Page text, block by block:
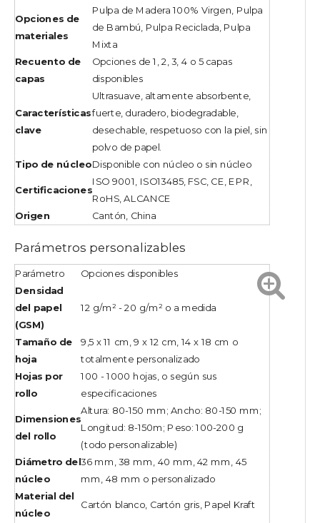
Opciones de
materiales
Pulpa de Madera 100% Virgen, Pulpa
de Bambú, Pulpa Reciclada, Pulpa
Mixta
Recuento de
capas
Opciones de 1, 2, 3, 4 o 5 capas
disponibles
Características
clave
Ultrasuave, altamente absorbente,
fuerte, duradero, biodegradable,
desechable, respetuoso con la piel, sin
polvo de papel.
Tipo de núcleoDisponible con núcleo o sin núcleo
Certificaciones
ISO 9001, ISO13485, FSC, CE, EPR,
RoHS, ALCANCE
Origen Cantón, China
Parámetros personalizables
Parámetro Opciones disponibles
Densidad
del papel
(GSM)
12 g/m² - 20 g/m² o a medida
Tamaño de
hoja
9,5 x 11 cm, 9 x 12 cm, 14 x 18 cm o
totalmente personalizado
Hojas por
rollo
100 - 1000 hojas, o según sus
especificaciones
Dimensiones
del rollo
Altura: 80-150 mm; Ancho: 80-150 mm;
Longitud: 8-150m; Peso: 100-200 g
(todo personalizable)
Diámetro del
núcleo
36 mm, 38 mm, 40 mm, 42 mm, 45
mm, 48 mm o personalizado
Material del
núcleo
Cartón blanco, Cartón gris, Papel Kraft